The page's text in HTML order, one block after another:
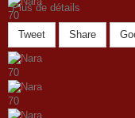
Plus de détails
Tweet Share